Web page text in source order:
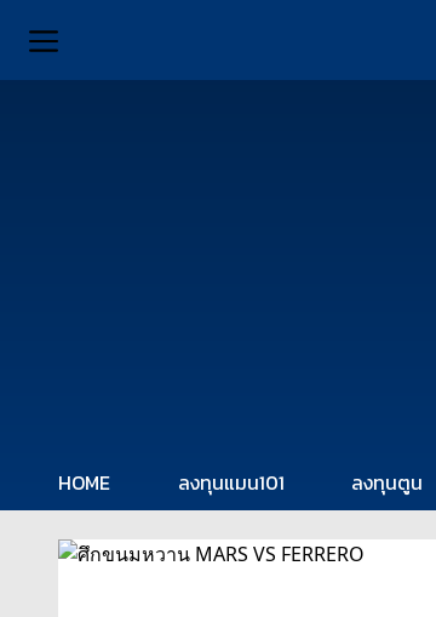
HOME ลงทุนแมน101 ลงทุนตูน